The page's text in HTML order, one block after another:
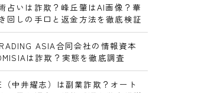
占いは詐欺？峰丘肇はAI画像？華
回しの手口と返金方法を徹底検証
ASIA合同会社の情報資本
は詐欺？実態を徹底調査
（中井耀志）は副業詐欺？オート